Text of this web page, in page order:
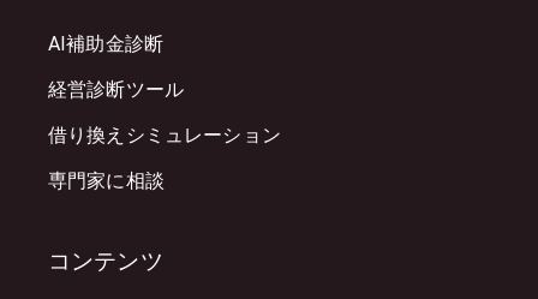
AI補助金診断
経営診断ツール
借り換えシミュレーション
専門家に相談
コンテンツ